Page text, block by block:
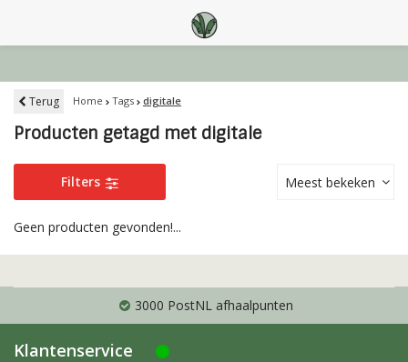
Terug Home Tags digitale
Producten getagd met digitale
Filters Meest bekeken
Geen producten gevonden!...
3000 PostNL afhaalpunten
Klantenservice